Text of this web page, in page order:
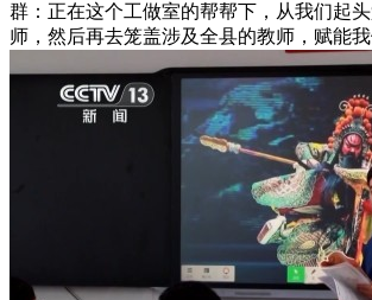
群：正在这个工做室的帮帮下，从我们起
师，然后再去笼盖涉及全县的教师，赋能我